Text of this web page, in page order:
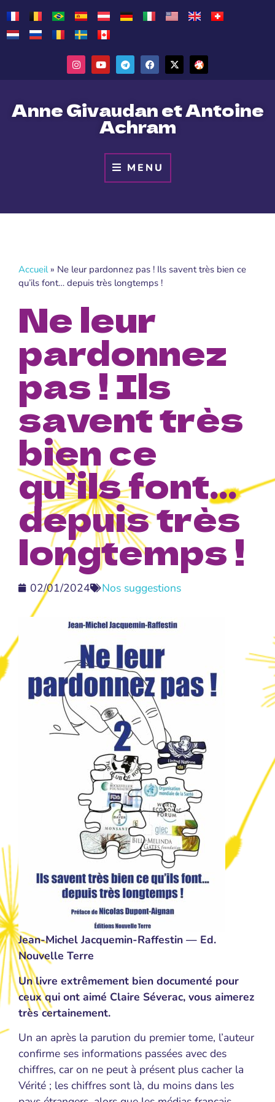
Anne Givaudan et Antoine
Achram
MENU
Accueil» Ne leur pardonnez pas ! Ils savent très bien ce
qu’ils font… depuis très longtemps !
Ne leur
pardonnez
pas ! Ils
savent très
bien ce
qu’ils font…
depuis très
longtemps !
02/01/2024 Nos suggestions
Jean-Michel Jacquemin-Raffestin — Ed.
Nouvelle Terre
Un livre extrêmement bien documenté pour
ceux qui ont aimé Claire Séverac, vous aimerez
très certainement.
Un an après la parution du premier tome, l’auteur
confirme ses informations passées avec des
chiffres, car on ne peut à présent plus cacher la
Vérité ; les chiffres sont là, du moins dans les